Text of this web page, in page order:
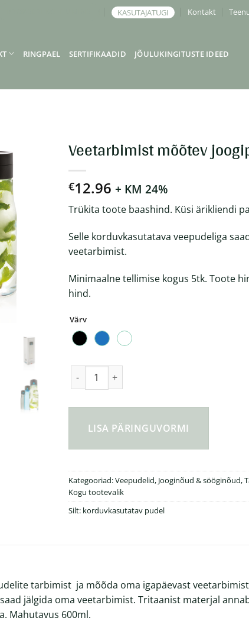
KASUTAJATUGI Kontakt
RINGPAEL SERTIFIKAADID JÕULUKINGITUSTE IDEED
Veetarbimist mõõtev
€12.96 + KM 24%
Trükita toote baashind. Küsi ärikliendi
Selle korduvkasutatava veepudeliga
veetarbimist.
Minimaalne tellimise kogus 5tk. Toote
hind.
Värv
LISA PÄRINGUVORMI
Kategooriad:Veepudelid, Jooginõud & sööginõud,
Kogu tootevalik
Silt: korduvkasutatav pudel
tarbimist ja mõõda oma igapäevast
jälgida oma veetarbimist. Tritaanist materjal
Mahutavus 600ml.